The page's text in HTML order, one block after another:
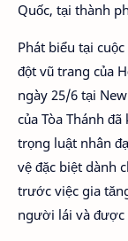
Quốc, tại thành
Phát biểu tại
đột vũ trang của
ngày 25/6 tại
của Tòa Thánh
trọng luật nhân
vệ đặc biệt dành
trước việc gia
người lái và